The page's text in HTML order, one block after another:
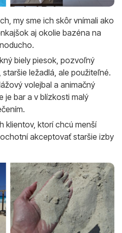
my sme ich skôr vnímali ako
aj okolie bazéna na
biely piesok, pozvoľný
ležadlá, ale použiteľné.
volejbal a animačný
je bar a v blízkosti malý
klientov, ktorí chcú menší
akceptovať staršie izby